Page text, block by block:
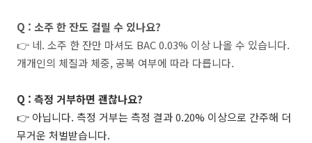
Q : 소주 한 잔도 걸릴 수 있나요?
👉 네. 소주 한 잔만 마셔도 BAC 0.03% 이상 나올 수 있습니다.
개개인의 체질과 체중, 공복 여부에 따라 다릅니다.
Q : 측정 거부하면 괜찮나요?
👉 아닙니다. 측정 거부는 측정 결과 0.20% 이상으로 간주해 더
무거운 처벌받습니다.